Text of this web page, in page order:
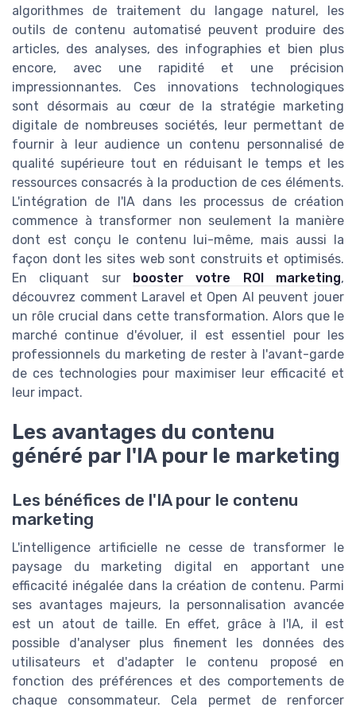
algorithmes de traitement du langage naturel, les
outils de contenu automatisé peuvent produire des
articles, des analyses, des infographies et bien plus
encore, avec une rapidité et une précision
impressionnantes. Ces innovations technologiques
sont désormais au cœur de la stratégie marketing
digitale de nombreuses sociétés, leur permettant de
fournir à leur audience un contenu personnalisé de
qualité supérieure tout en réduisant le temps et les
ressources consacrés à la production de ces éléments.
L'intégration de l'IA dans les processus de création
commence à transformer non seulement la manière
dont est conçu le contenu lui-même, mais aussi la
façon dont les sites web sont construits et optimisés.
En cliquant sur booster votre ROI marketing,
découvrez comment Laravel et Open AI peuvent jouer
un rôle crucial dans cette transformation. Alors que le
marché continue d'évoluer, il est essentiel pour les
professionnels du marketing de rester à l'avant-garde
de ces technologies pour maximiser leur efficacité et
leur impact.
Les avantages du contenu
généré par l'IA pour le marketing
Les bénéfices de l'IA pour le contenu
marketing
L'intelligence artificielle ne cesse de transformer le
paysage du marketing digital en apportant une
efficacité inégalée dans la création de contenu. Parmi
ses avantages majeurs, la personnalisation avancée
est un atout de taille. En effet, grâce à l'IA, il est
possible d'analyser plus finement les données des
utilisateurs et d'adapter le contenu proposé en
fonction des préférences et des comportements de
chaque consommateur. Cela permet de renforcer